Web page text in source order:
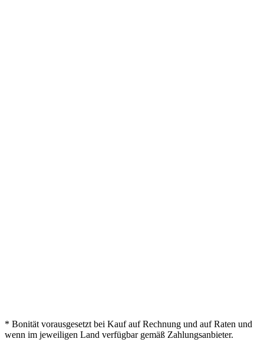
* Bonität vorausgesetzt bei Kauf auf Rechnung und auf Raten und
wenn im jeweiligen Land verfügbar gemäß Zahlungsanbieter.